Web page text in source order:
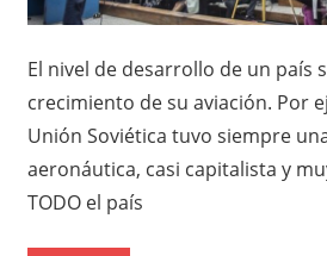
El nivel de desarrollo de un país
crecimiento de su aviación. Por
Unión Soviética tuvo siempre
aeronáutica, casi capitalista y
TODO el país